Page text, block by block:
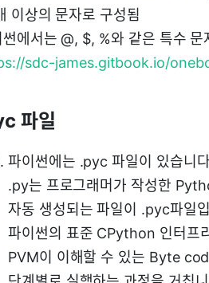
이상의 문자로 구성됨
썬에서는 @, $, %와 같은 특수
sdc-james.gitbook.io/
파일
파이썬에는 .pyc 파일이 있습니
.py는 프로그래머가 작성한
자동 생성되는 파일이 .pyc파일
파이썬의 표준 CPython 인터프
PVM이 이해할 수 있는 Byte